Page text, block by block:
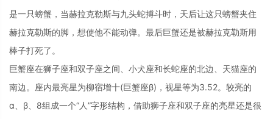
是一只螃蟹，当赫拉克勒斯与九头蛇搏斗时，天后让这只螃蟹夹住
赫拉克勒斯的脚，想使他不能动弹。最后巨蟹还是被赫拉克勒斯用
棒子打死了。
巨蟹座在狮子座和双子座之间、小犬座和长蛇座的北边、天猫座的
南边。座内最亮星为柳宿增十(巨蟹座β)，视星等为3.52。较亮的
α、β、8组成一个“人”字形结构，借助狮子座和双子座的亮星还是很